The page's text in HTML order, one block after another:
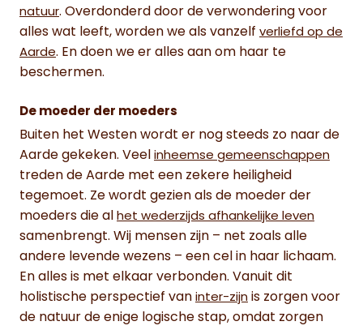
natuur. Overdonderd door de verwondering voor
alles wat leeft, worden we als vanzelf verliefd op de
Aarde. En doen we er alles aan om haar te
beschermen.
De moeder der moeders
Buiten het Westen wordt er nog steeds zo naar de
Aarde gekeken. Veel inheemse gemeenschappen
treden de Aarde met een zekere heiligheid
tegemoet. Ze wordt gezien als de moeder der
moeders die al
het wederzijds afhankelijke leven
samenbrengt. Wij mensen zijn – net zoals alle
andere levende wezens – een cel in haar lichaam.
En alles is met elkaar verbonden. Vanuit dit
holistische perspectief van inter-zijn is zorgen voor
de natuur de enige logische stap, omdat zorgen